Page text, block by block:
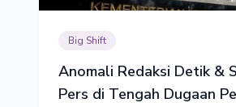
Big Shift
Anomali Redaksi Detik &
Pers di Tengah Dugaan